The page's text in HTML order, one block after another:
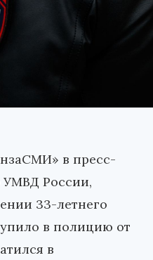
в пресс-
УМВД России,
33-летнего
в полицию от
в